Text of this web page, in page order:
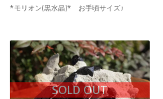
*モリオン(黒水晶)* お手頃サイズ♪
SOLD OUT